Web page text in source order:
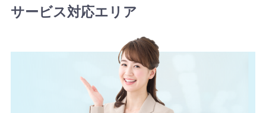
【福岡県】コピー機 KONICA MINOLTA 導入のお問い合わ
せを頂きました。ありがとうございます。
【東京都】複合機 TOSHIBA 導入のお問い合わせを頂きま
した。ありがとうございます。
2026年8月7日 10:59
【大阪府】コピー機 RICOH 導入のお問い合わせを頂きま
サービス対応エリア